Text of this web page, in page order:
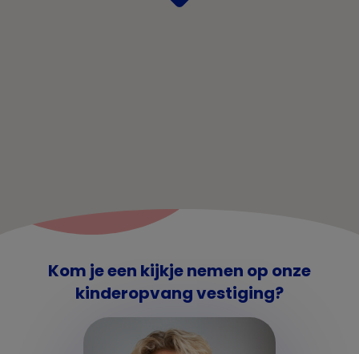
Kom je een kijkje nemen op onze
kinderopvang vestiging?